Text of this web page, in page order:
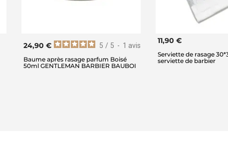
5 / 5 - 1 avis
24,90 €
Baume après rasage parfum Boisé
50ml GENTLEMAN BARBIER BAUBOI
11,90 €
Serviette de rasage
serviette de barbier